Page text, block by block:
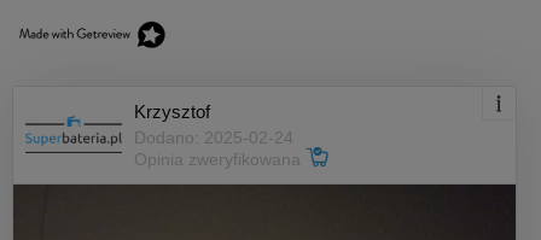
Krzysztof
Dodano: 2025-02-24
Opinia zweryfikowana